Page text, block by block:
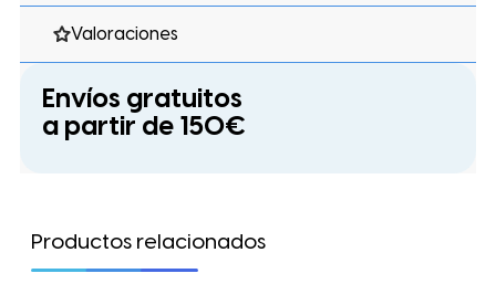
Valoraciones
Envíos gratuitos
a partir de 150€
Productos relacionados